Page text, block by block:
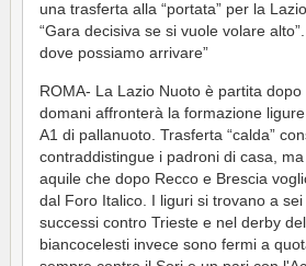
una trasferta alla “portata” per la
“Gara decisiva se si vuole volare
dove possiamo arrivare”
ROMA- La Lazio Nuoto è partita
domani affronterà la formazione
A1 di pallanuoto. Trasferta “calda”
contraddistingue i padroni di casa,
aquile che dopo Recco e Brescia
dal Foro Italico. I liguri si trovano a
successi contro Trieste e nel derby
biancocelesti invece sono fermi a